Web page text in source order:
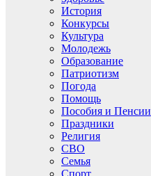
История
Конкурсы
Культура
Молодежь
Образование
Патриотизм
Погода
Помощь
Пособия и Пенсии
Праздники
Религия
СВО
Семья
Спорт